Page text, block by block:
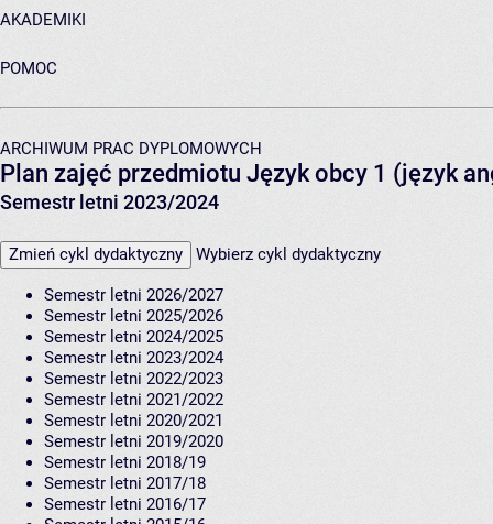
AKADEMIKI
POMOC
ARCHIWUM PRAC DYPLOMOWYCH
Plan zajęć przedmiotu Język obcy 1 (język
Semestr letni 2023/2024
Zmień cykl dydaktyczny Wybierz cykl dydaktyczny
Semestr letni 2026/2027
Semestr letni 2025/2026
Semestr letni 2024/2025
Semestr letni 2023/2024
Semestr letni 2022/2023
Semestr letni 2021/2022
Semestr letni 2020/2021
Semestr letni 2019/2020
Semestr letni 2018/19
Semestr letni 2017/18
Semestr letni 2016/17